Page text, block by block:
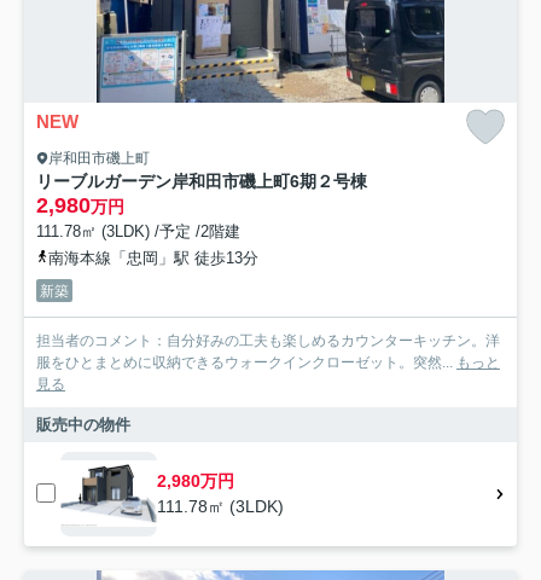
NEW
岸和田市磯上町
リーブルガーデン岸和田市磯上町6期２号棟
2,980万円
111.78㎡ (3LDK) /予定 /2階建
南海本線「忠岡」駅 徒歩13分
新築
担当者のコメント：自分好みの工夫も楽しめるカウンターキッチン。洋
服をひとまとめに収納できるウォークインクローゼット。突然...
もっと
見る
販売中の物件
2,980万円
111.78㎡ (3LDK)